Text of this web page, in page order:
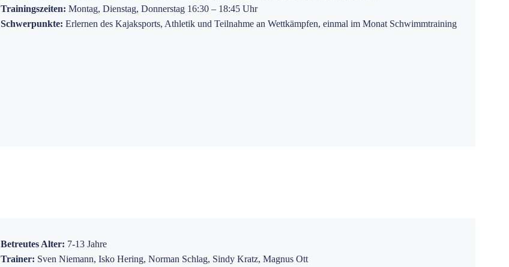
Trainingszeiten: Montag, Dienstag, Donnerstag 16:30 – 18:45 Uhr
Schwerpunkte: Erlernen des Kajaksports, Athletik und Teilnahme an Wettkämpfen, einmal im Monat Schwimmtraining
Betreutes Alter: 7-13 Jahre
Trainer: Sven Niemann, Isko Hering, Norman Schlag, Sindy Kratz, Magnus Ott